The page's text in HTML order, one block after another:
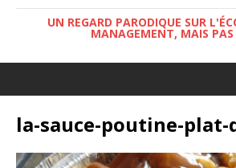
UN REGARD PARODIQUE SUR
MANAGEMENT, MAIS PAS
la-sauce-poutine-plat-